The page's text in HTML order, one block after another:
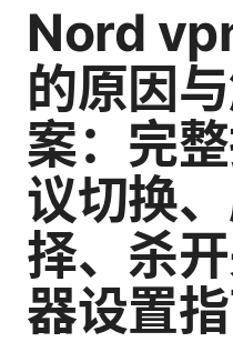
Nord
的原因
案：完
议切换
择、杀
器设置